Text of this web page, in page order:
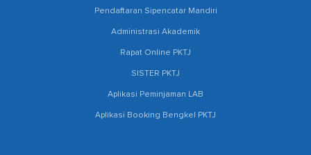
Pendaftaran Sipencatar Mandiri
Administrasi Akademik
Rapat Online PKTJ
SISTER PKTJ
Aplikasi Peminjaman LAB
Aplikasi Booking Bengkel PKTJ